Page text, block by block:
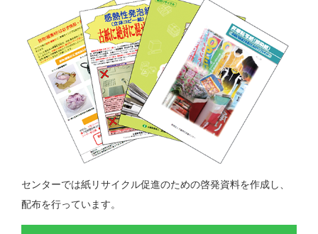
センターでは紙リサイクル促進のための啓発資料を作成し、
配布を行っています。